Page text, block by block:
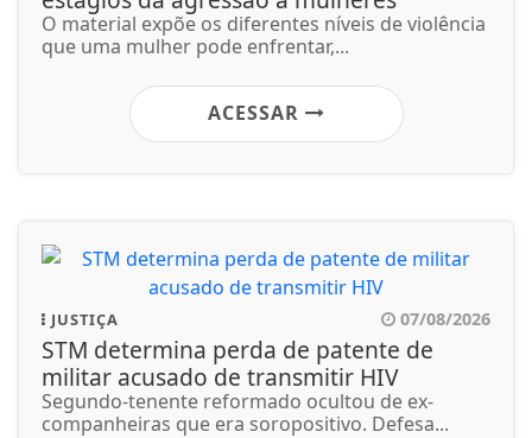
O material expõe os diferentes níveis de violência
que uma mulher pode enfrentar,...
ACESSAR
JUSTIÇA 07/08/2026
STM determina perda de patente de
militar acusado de transmitir HIV
Segundo-tenente reformado ocultou de ex-
companheiras que era soropositivo. Defesa...